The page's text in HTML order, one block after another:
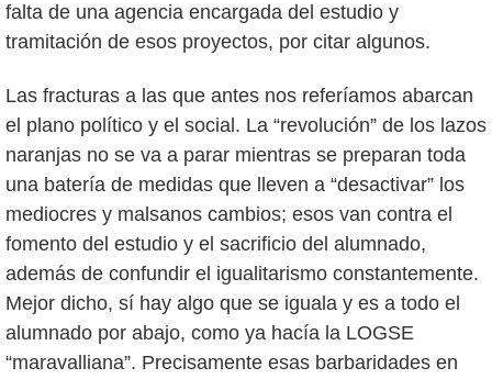
falta de una agencia encargada del estudio y
tramitación de esos proyectos, por citar algunos.
Las fracturas a las que antes nos referíamos abarcan
el plano político y el social. La “revolución” de los lazos
naranjas no se va a parar mientras se preparan toda
una batería de medidas que lleven a “desactivar” los
mediocres y malsanos cambios; esos van contra el
fomento del estudio y el sacrificio del alumnado,
además de confundir el igualitarismo constantemente.
Mejor dicho, sí hay algo que se iguala y es a todo el
alumnado por abajo, como ya hacía la LOGSE
“maravalliana”. Precisamente esas barbaridades en